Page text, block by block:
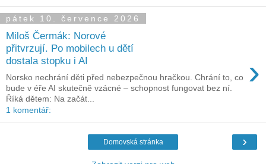
pátek 10. července 2026
Miloš Čermák: Norové
přitvrzují. Po mobilech u dětí
dostala stopku i AI
›
Norsko nechrání děti před nebezpečnou hračkou. Chrání to, co
bude v éře AI skutečně vzácné – schopnost fungovat bez ní.
Říká dětem: Na začát...
1 komentář:
›
Domovská stránka